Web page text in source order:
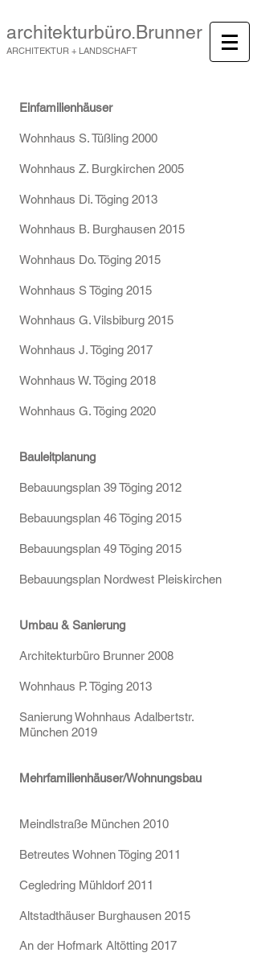
architekturbüro.Brunner
ARCHITEKTUR + LANDSCHAFT
Einfamilienhäuser
Wohnhaus S. Tüßling 2000
Wohnhaus Z. Burgkirchen 2005
Wohnhaus Di. Töging 2013
Wohnhaus B. Burghausen 2015
Wohnhaus Do. Töging 2015
Wohnhaus S Töging 2015
Wohnhaus G. Vilsbiburg 2015
Wohnhaus J. Töging 2017
Wohnhaus W. Töging 2018
Wohnhaus G. Töging 2020
Bauleitplanung
Bebauungsplan 39 Töging 2012
Bebauungsplan 46 Töging 2015
Bebauungsplan 49 Töging 2015
Bebauungsplan Nordwest Pleiskirchen
Umbau & Sanierung
Architekturbüro Brunner 2008
Wohnhaus P. Töging 2013
Sanierung Wohnhaus Adalbertstr.
München 2019
Mehrfamilienhäuser/Wohnungsbau
Meindlstraße München 2010
Betreutes Wohnen Töging 2011
Cegledring Mühldorf 2011
Altstadthäuser Burghausen 2015
An der Hofmark Altötting 2017